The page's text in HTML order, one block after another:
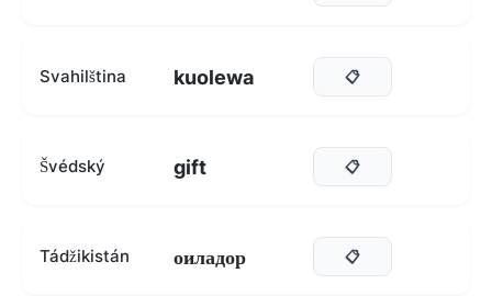
Svahilština kuolewa 📋
Švédský gift 📋
Tádžikistán оиладор 📋